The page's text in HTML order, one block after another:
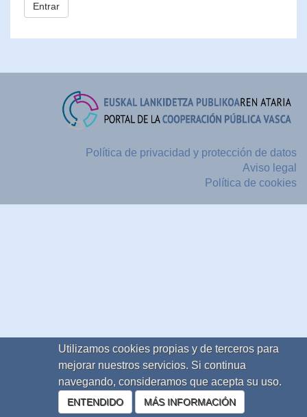
Entrar
Política de privacidad y protección de datos
Aviso legal
Política de cookies
Utilizamos cookies propias y de terceros para
mejorar nuestros servicios. Si continua
navegando, consideramos que acepta su uso.
ENTENDIDO MÁS INFORMACIÓN